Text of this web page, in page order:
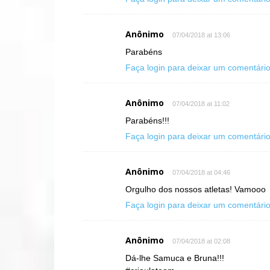
Anônimo 07/04/2018 at 13:06
Parabéns
Faça login para deixar um comentário
Anônimo 07/04/2018 at 11:02
Parabéns!!!
Faça login para deixar um comentário
Anônimo 07/04/2018 at 04:46
Orgulho dos nossos atletas! Vamooo
Faça login para deixar um comentário
Anônimo 07/04/2018 at 02:08
Dá-lhe Samuca e Bruna!!!